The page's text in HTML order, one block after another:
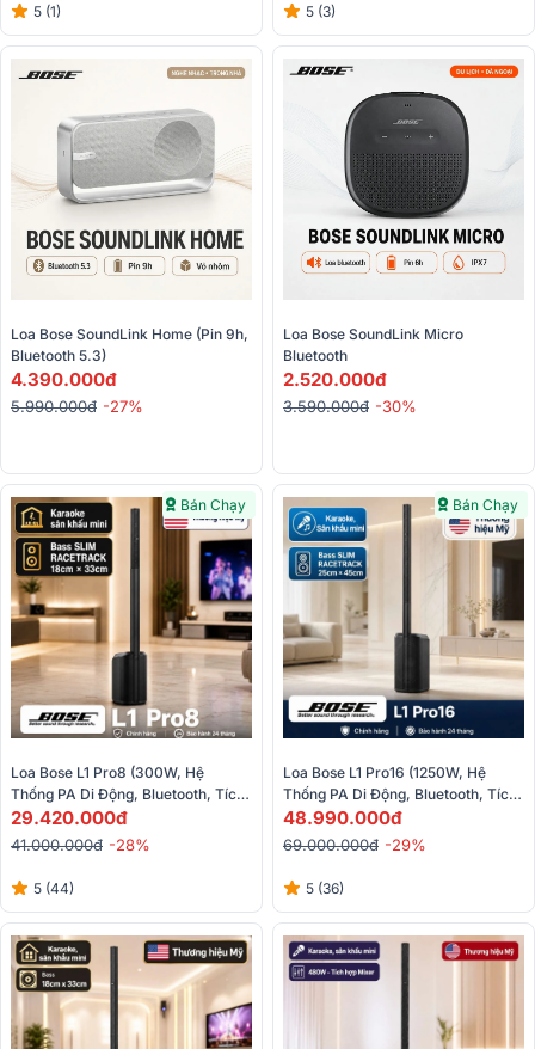
5 (1) 5 (3)
Loa Bose SoundLink Home (Pin 9h,
Bluetooth 5.3)
4.390.000đ
5.990.000đ -27%
Loa Bose SoundLink Micro
Bluetooth
2.520.000đ
3.590.000đ -30%
Bán Chạy
Loa Bose L1 Pro8 (300W, Hệ
Thống PA Di Động, Bluetooth, Tích
Hợp Mixer, AUX, Loa Column)
29.420.000đ
41.000.000đ -28%
5 (44)
Bán Chạy
Loa Bose L1 Pro16 (1250W, Hệ
Thống PA Di Động, Bluetooth, Tích
Hợp Mixer, Điều Khiển, Loa
Column)
48.990.000đ
69.000.000đ -29%
5 (36)